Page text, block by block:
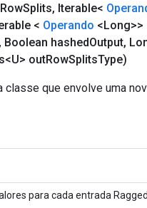
RowSplits, Iterable<
< Operando
Boolean hashedOutput,
outRowSplitsType)
que envolve uma
para cada entrada